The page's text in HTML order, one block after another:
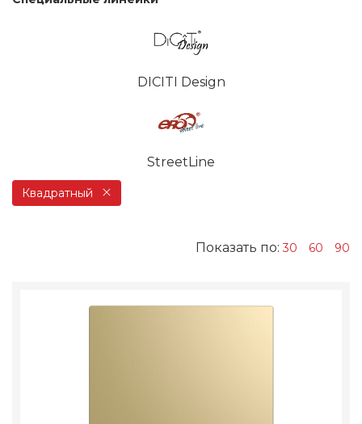
DICITI Design
StreetLine
Квадратный
Показать по:30 60 90